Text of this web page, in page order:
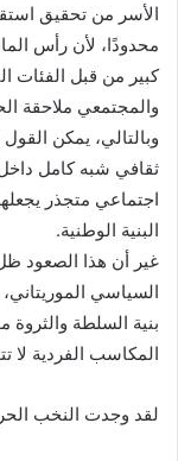
الأسر من تحقيق
محدودًا، لأن رأس
كبير من قبل الفئات
والمجتمعي ملاحقة
وبالتالي، يمكن
ثقافي شبه كامل داخل
اجتماعي متجذر
البنية الوطنية.
غير أن هذا الصعود
السياسي
بنية السلطة
المكاسب الفردية
لقد وجدت النخب